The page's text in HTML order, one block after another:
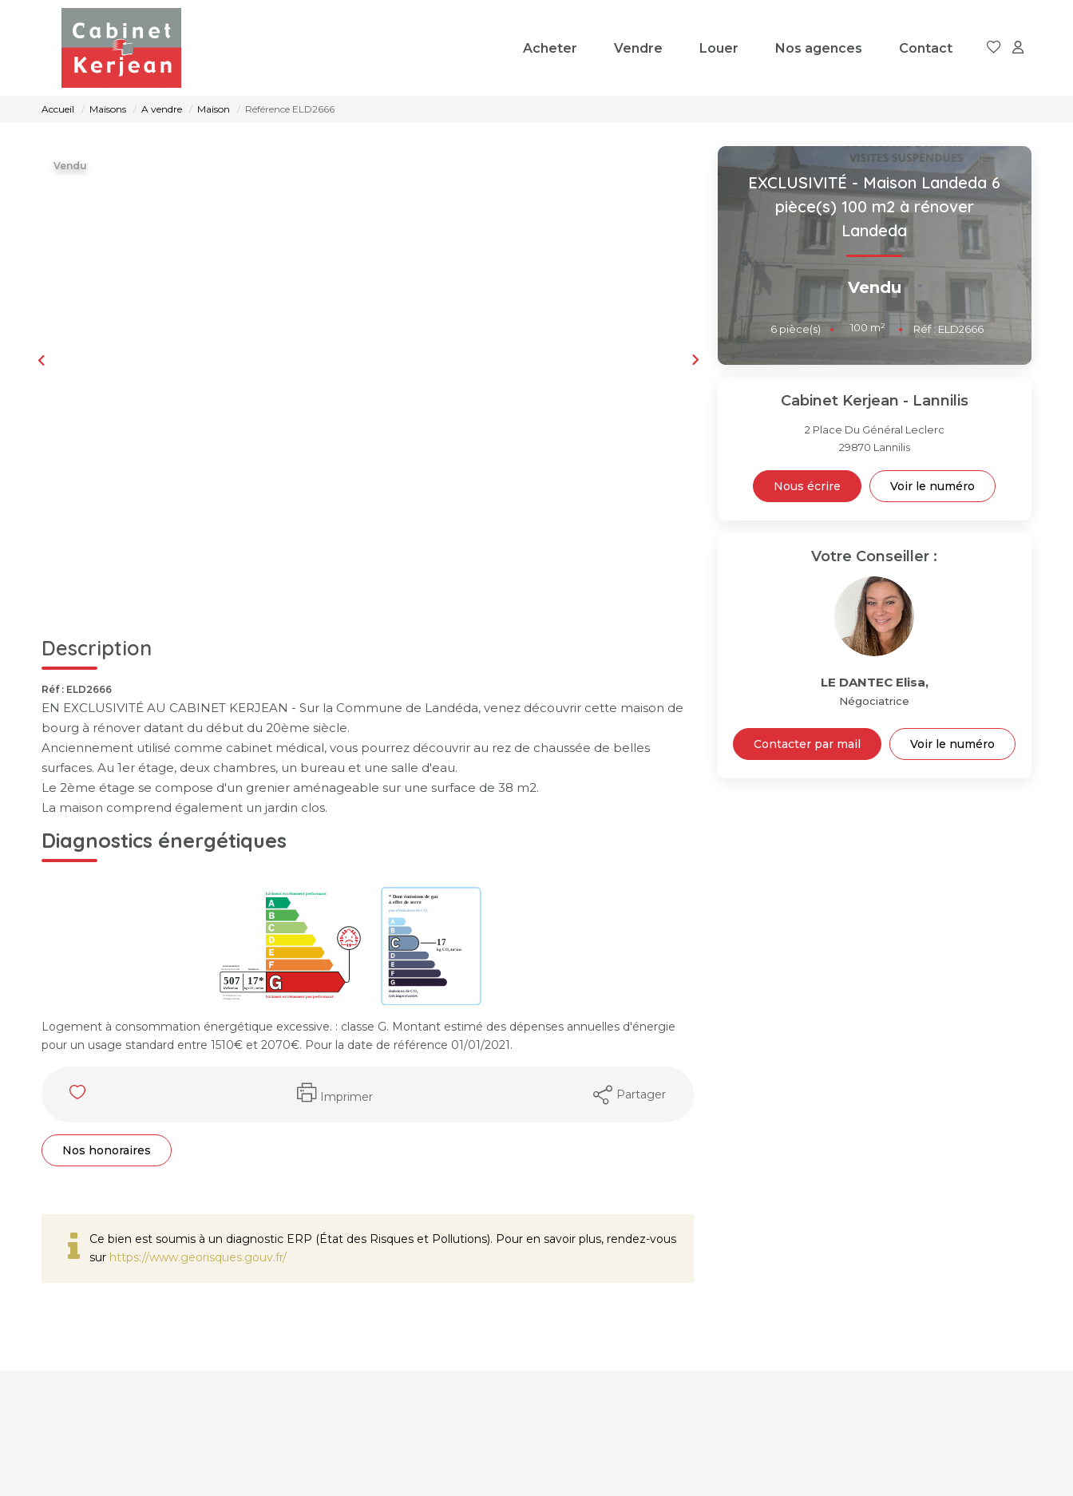
Acheter Vendre Louer Nos agences Contact
Accueil Maisons A vendre Maison Référence ELD2666
Vendu
Description
Réf : ELD2666
EN EXCLUSIVITÉ AU CABINET KERJEAN - Sur la Commune de Landéda, venez découvrir cette maison de
bourg à rénover datant du début du 20ème siècle.
Anciennement utilisé comme cabinet médical, vous pourrez découvrir au rez de chaussée de belles
surfaces. Au 1er étage, deux chambres, un bureau et une salle d'eau.
Le 2ème étage se compose d'un grenier aménageable sur une surface de 38 m2.
La maison comprend également un jardin clos.
Diagnostics énergétiques
Logement à consommation énergétique excessive. : classe G. Montant estimé des dépenses annuelles d'énergie
pour un usage standard entre 1510€ et 2070€. Pour la date de référence 01/01/2021.
Imprimer Partager
Nos honoraires
Ce bien est soumis à un diagnostic ERP (État des Risques et Pollutions). Pour en savoir plus, rendez-vous
sur https://www.georisques.gouv.fr/
EXCLUSIVITÉ - Maison Landeda 6
pièce(s) 100 m2 à rénover
Landeda
Vendu
6 pièce(s) 100 m² Réf : ELD2666
Cabinet Kerjean - Lannilis
2 Place Du Général Leclerc
29870 Lannilis
Nous écrire Voir le numéro
Votre Conseiller :
LE DANTEC Elisa,
Négociatrice
Contacter par mail Voir le numéro